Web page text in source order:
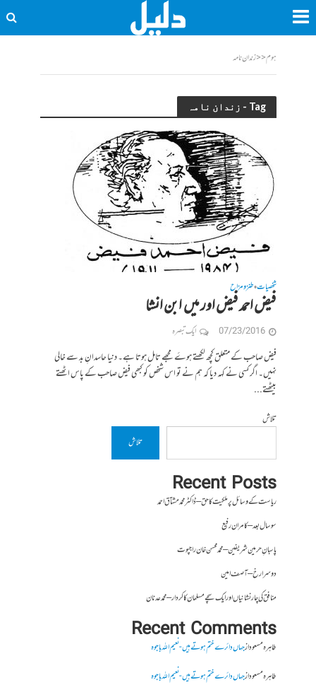
ہوم<<زندان نامہ
Tag - زندان نامہ
شخصیات•طنز و مزاح
فیض احمد فیض اور میں ـــــ ابن انشا
07/23/2016 ایک تبصرہ
فیض صاحب کے متعلق کچھ لکھتے ہوۓ مجھے تامل ہوتا ہے۔ دنیا حاسدانِ بد سے خالی
نہیں۔ اگر کسی نے کہہ دیا کہ ہم نے تو اس شخص کو کبھی فیض صاحب کے پاس اٹھتے
بیٹھتے...
تلاش
تلاش
Recent Posts
ریاست کے وسائل پر ملکیت کا حق – ڈاکٹر محمد مشتاق احمد
سو سال بعد – کامران رفیع
پاسبانِ حرمین شریفین – محمد محسن خان راجپوت
دوسرا رخ – آصف امین
منافق کی چار نشانیاں اور ایک سچے مسلمان کا کردار – محمد عدنان
Recent Comments
طاہرہ مسعودازجہاں دائرے ختم ہوتے ہیں- نعیم اللہ باجوہ
طاہرہ مسعودازجہاں دائرے ختم ہوتے ہیں- نعیم اللہ باجوہ